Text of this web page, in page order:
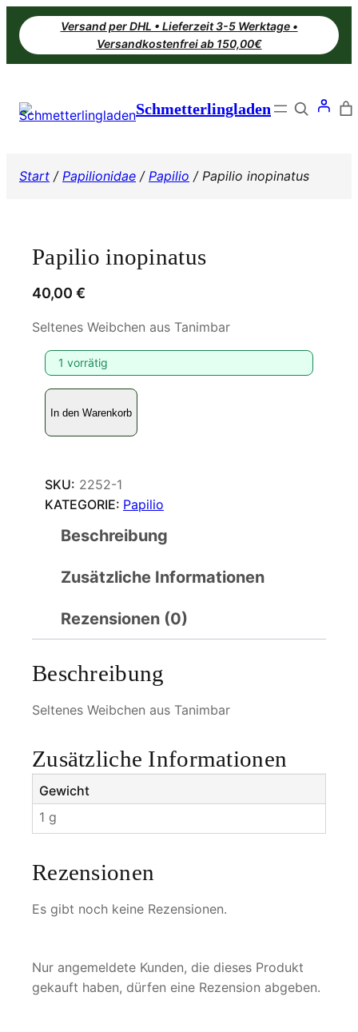
Zum
Inhalt
springen
Versand per DHL • Lieferzeit 3-5 Werktage •
Versandkostenfrei ab 150,00€
Schmetterlingladen Search
Start / Papilionidae / Papilio / Papilio inopinatus
Papilio inopinatus
40,00 €
Seltenes Weibchen aus Tanimbar
1 vorrätig
P
p
l
i
n
t
s
e
n
g
e
In den Warenkorb
SKU: 2252-1
KATEGORIE: Papilio
Beschreibung
Zusätzliche Informationen
Rezensionen (0)
Beschreibung
Seltenes Weibchen aus Tanimbar
Zusätzliche Informationen
Gewicht
1 g
Rezensionen
Es gibt noch keine Rezensionen.
Nur angemeldete Kunden, die dieses Produkt
gekauft haben, dürfen eine Rezension abgeben.